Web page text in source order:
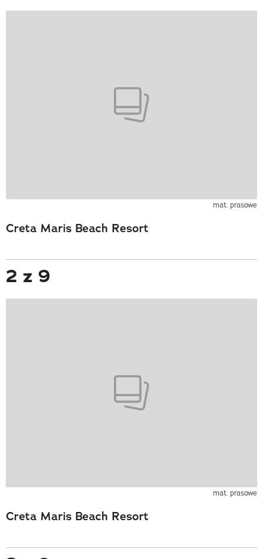
mat. prasowe
Creta Maris Beach Resort
2 z 9
mat. prasowe
Creta Maris Beach Resort